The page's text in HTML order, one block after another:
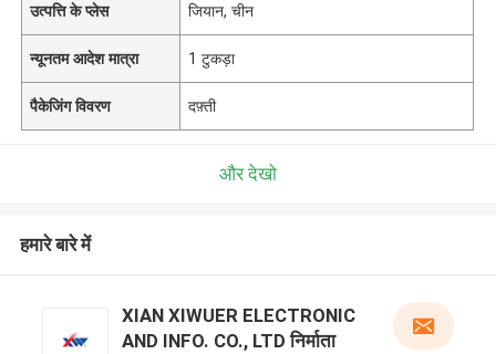
उत्पत्ति के प्लेस जियान, चीन
न्यूनतम आदेश मात्रा 1 टुकड़ा
पैकेजिंग विवरण दफ़्ती
और देखो
हमारे बारे में
XIAN XIWUER ELECTRONIC
AND INFO. CO., LTD निर्माता